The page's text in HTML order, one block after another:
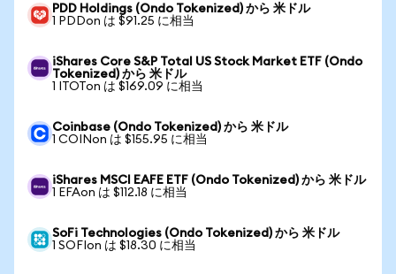
PDD Holdings (Ondo Tokenized) から 米ドル
1 PDDon は $91.25 に相当
iShares Core S&P Total US Stock Market ETF (Ondo
Tokenized) から 米ドル
1 ITOTon は $169.09 に相当
Coinbase (Ondo Tokenized) から 米ドル
1 COINon は $155.95 に相当
iShares MSCI EAFE ETF (Ondo Tokenized) から 米ドル
1 EFAon は $112.18 に相当
SoFi Technologies (Ondo Tokenized) から 米ドル
1 SOFIon は $18.30 に相当